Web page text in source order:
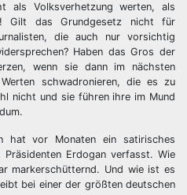
als Volksverhetzung werten, als
Gilt das Grundgesetz nicht für
die auch nur vorsichtig
Haben das Gros der
wenn sie dann im nächsten
schwadronieren, die es zu
nicht und sie führen ihre im Mund
hat vor Monaten ein satirisches
Erdogan verfasst. Wie
markerschütternd. Und wie ist es
bei einer der größten deutschen